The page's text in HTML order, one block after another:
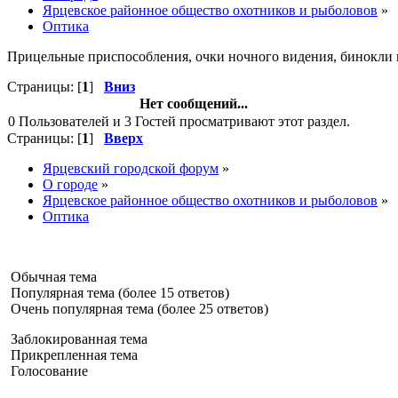
Ярцевское районное общество охотников и рыболовов »
Оптика
Прицельные приспособления, очки ночного видения, бинокли
Страницы: [1] Вниз
Нет сообщений...
0 Пользователей и 3 Гостей просматривают этот раздел.
Страницы: [1] Вверх
Ярцевский городской форум »
О городе »
Ярцевское районное общество охотников и рыболовов »
Оптика
Обычная тема
Популярная тема (более 15 ответов)
Очень популярная тема (более 25 ответов)
Заблокированная тема
Прикрепленная тема
Голосование